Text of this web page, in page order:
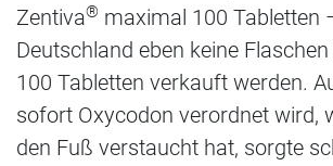
Zentiva® maximal 100 Tabletten
Deutschland eben keine
100 Tabletten verkauft werden.
sofort Oxycodon verordnet wird,
den Fuß verstaucht hat, sorgte